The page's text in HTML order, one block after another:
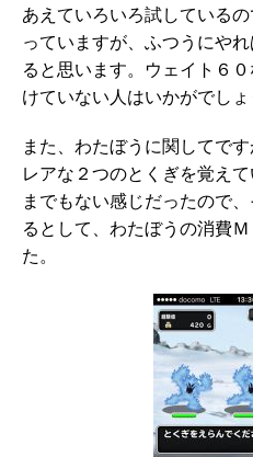
あえていろいろ試している
っていますが、ふつうにや
ると思います。ウェイト６
けていない人はいかがでしょ
また、わたぼうに関してで
レアな２つのとくぎを覚え
までもない感じだったので
るとして、わたぼうの消費
た。